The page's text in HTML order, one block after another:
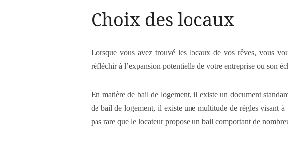
Choix des locaux
Lorsque vous avez trouvé les locaux de vos rêves, vous
réfléchir à l’expansion potentielle de votre entreprise ou son
En matière de bail de logement, il existe un document
de bail de logement, il existe une multitude de règles visant
pas rare que le locateur propose un bail comportant de